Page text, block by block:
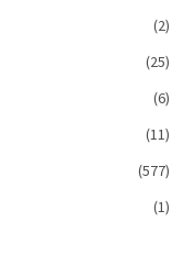
(2)
(25)
(6)
(11)
(577)
(1)